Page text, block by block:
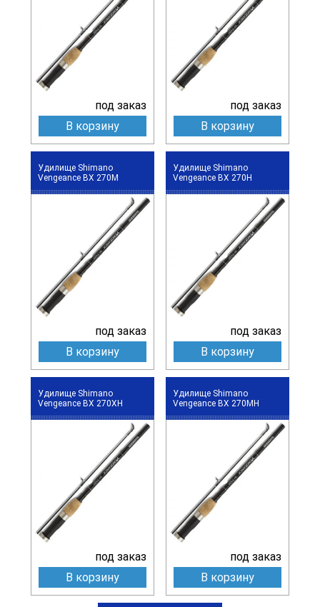
под заказ
В корзину
под заказ
В корзину
Удилище Shimano
Vengeance BX 270M
под заказ
В корзину
Удилище Shimano
Vengeance BX 270H
под заказ
В корзину
Удилище Shimano
Vengeance BX 270XH
под заказ
В корзину
Удилище Shimano
Vengeance BX 270MH
под заказ
В корзину